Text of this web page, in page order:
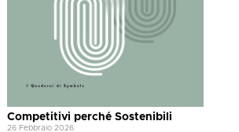
Competitivi perché Sostenibili
26 Febbraio 2026